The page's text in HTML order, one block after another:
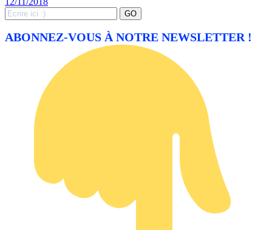
Search
for:
GO
ABONNEZ-VOUS À NOTRE NEWSLETTER !